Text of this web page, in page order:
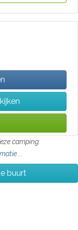
camping:
...
buurt